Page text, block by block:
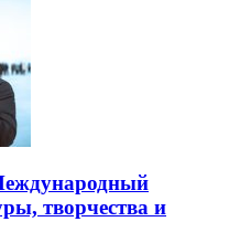
творчества и